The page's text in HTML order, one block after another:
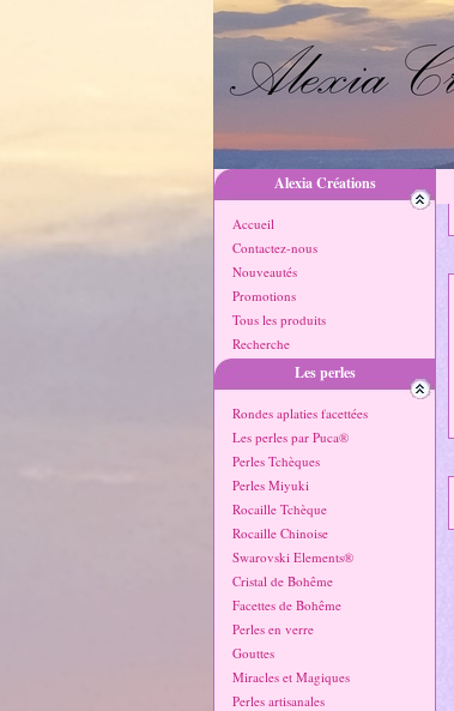
Alexia Créations
Accueil
Contactez-nous
Nouveautés
Promotions
Tous les produits
Recherche
Les perles
Rondes aplaties facettées
Les perles par Puca®
Perles Tchèques
Perles Miyuki
Rocaille Tchèque
Rocaille Chinoise
Swarovski Elements®
Cristal de Bohême
Facettes de Bohême
Perles en verre
Gouttes
Miracles et Magiques
Perles artisanales